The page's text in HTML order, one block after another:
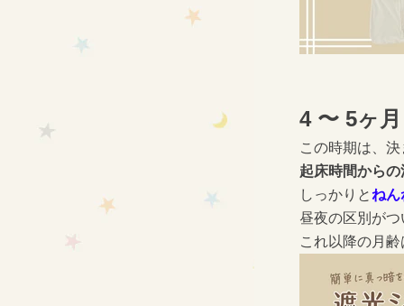
4 〜 5ヶ
この時期は、
起床時間から
しっかりと ねん
昼夜の区別が
これ以降の月齢